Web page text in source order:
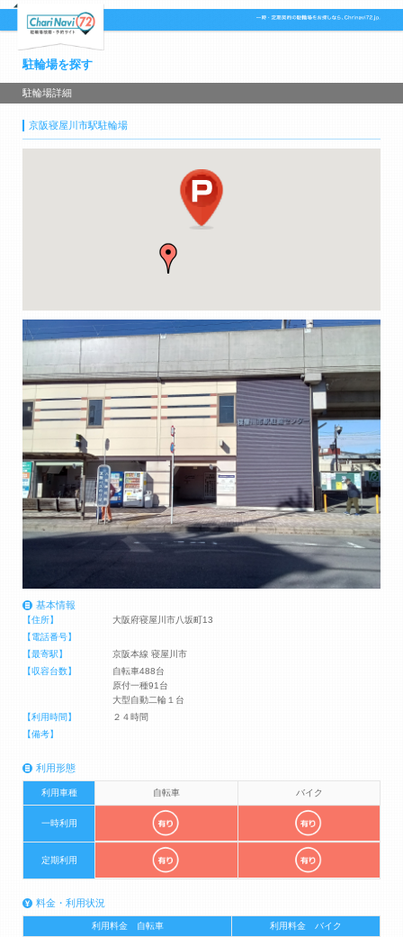
駐輪場を探す
駐輪場詳細
京阪寝屋川市駅駐輪場
基本情報
【住所】
大阪府寝屋川市八坂町13
【電話番号】
【最寄駅】
京阪本線 寝屋川市
【収容台数】
自転車488台
原付一種91台
大型自動二輪１台
【利用時間】
２４時間
【備考】
利用形態
利用車種 自転車 バイク
一時利用
定期利用
料金・利用状況
利用料金 自転車
利用料金 バイク